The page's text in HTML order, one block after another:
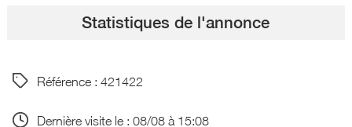
Statistiques de l'annonce
Référence : 421422
Dernière visite le : 08/08 à 15:08